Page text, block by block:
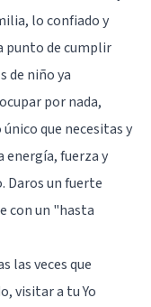
lo confiado y
punto de cumplir
de niño ya
por nada,
que necesitas y
energía, fuerza y
Daros un fuerte
con un "hasta
las veces que
visitar a tu Yo